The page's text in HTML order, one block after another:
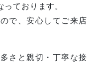
ております。
で、安心してご来店
さと親切・丁寧な接